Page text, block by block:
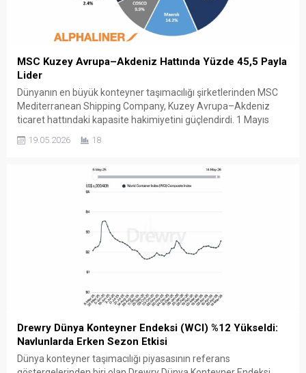
MSC Kuzey Avrupa–Akdeniz Hattında Yüzde 45,5 Payla
Lider
Dünyanın en büyük konteyner taşımacılığı şirketlerinden MSC
Mediterranean Shipping Company, Kuzey Avrupa–Akdeniz
ticaret hattındaki kapasite hakimiyetini güçlendirdi. 1 Mayıs
kapasitenin yüzde 45,5’ini kontrol eden MSC, bölgedeki en
pazar payının da iki katından fazla seviyeye ulaştı. Sektör...
19.05.2026 18
Drewry Dünya Konteyner Endeksi (WCI) %12 Yükseldi:
Navlunlarda Erken Sezon Etkisi
Dünya konteyner taşımacılığı piyasasının referans